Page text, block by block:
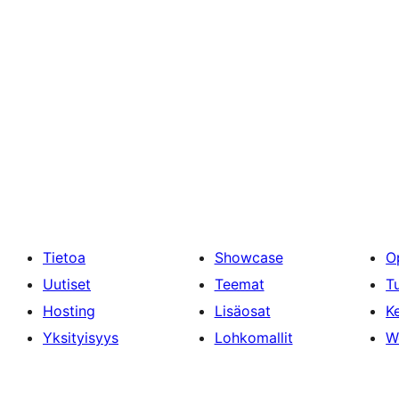
Tietoa
Uutiset
Hosting
Yksityisyys
Showcase
Teemat
Lisäosat
Lohkomallit